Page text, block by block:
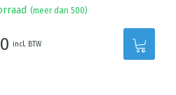
(meer dan 500)
incl. BTW